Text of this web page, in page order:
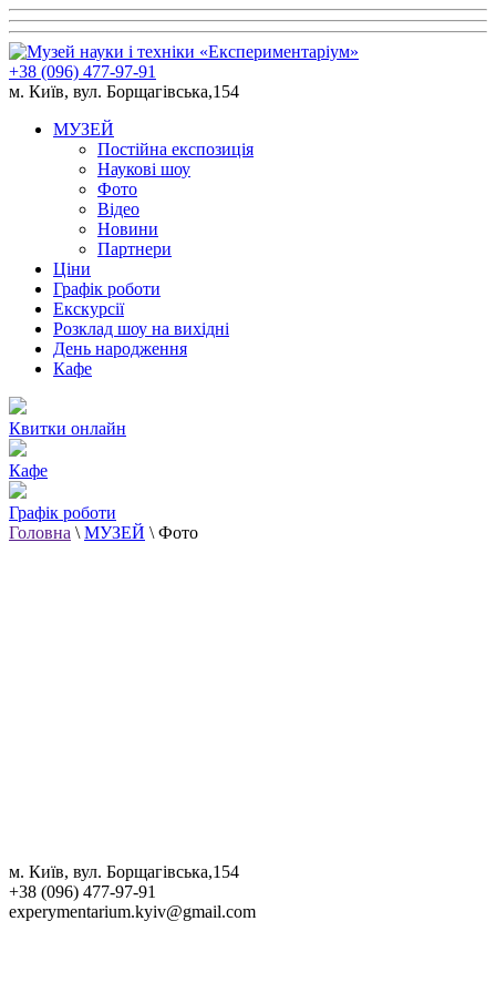
+38 (096) 477-97-91
м. Київ, вул. Борщагівська,154
МУЗЕЙ
Постійна експозиція
Наукові шоу
Фото
Відео
Новини
Партнери
Ціни
Графік роботи
Екскурсії
Розклад шоу на вихідні
День народження
Кафе
Квитки онлайн
Кафе
Графік роботи
Головна \ МУЗЕЙ \ Фото
м. Київ, вул. Борщагівська,154
+38 (096) 477-97-91
experymentarium.kyiv@gmail.com